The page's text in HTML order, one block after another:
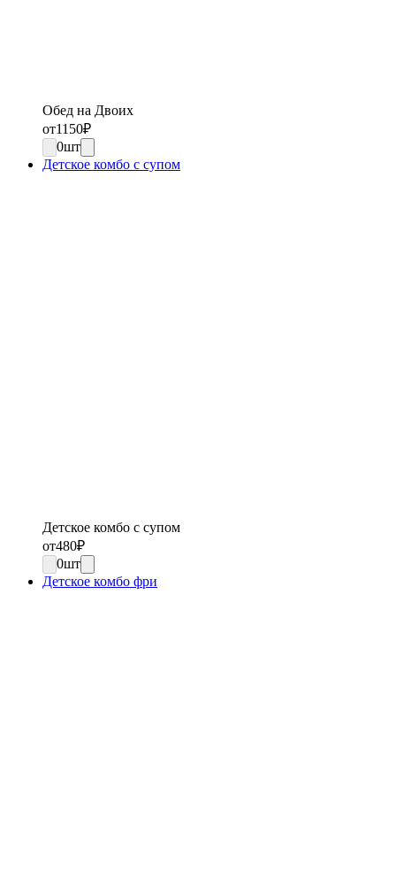
Обед на Двоих
от1150₽
0шт
Детское комбо с супом
Детское комбо с супом
от480₽
0шт
Детское комбо фри